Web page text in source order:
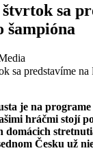
sa
šampióna
je na
hráčmi stojí
domácich
Česku už